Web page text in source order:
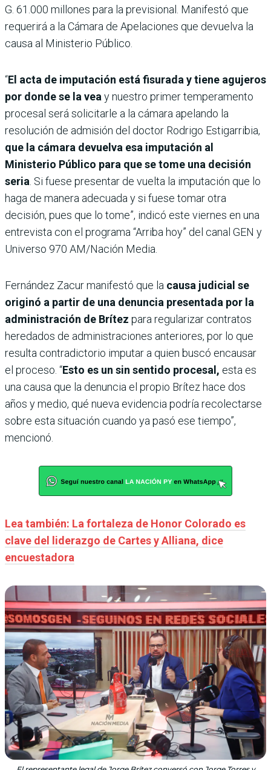
G. 61.000 millones para la previsional. Manifestó que
requerirá a la Cámara de Apelaciones que devuelva la
causa al Ministerio Público.
“El acta de imputación está fisurada y tiene agujeros
por donde se la veay nuestro primer temperamento
procesal será solicitarle a la cámara apelando la
resolución de admisión del doctor Rodrigo Estigarribia,
que la cámara devuelva esa imputación al
Ministerio Público para que se tome una decisión
seria. Si fuese presentar de vuelta la imputación que lo
haga de manera adecuada y si fuese tomar otra
decisión, pues que lo tome”, indicó este viernes en una
entrevista con el programa “Arriba hoy” del canal GEN y
Universo 970 AM/Nación Media.
Fernández Zacur manifestó que la causa judicial se
originó a partir de una denuncia presentada por la
administración de Brítez para regularizar contratos
heredados de administraciones anteriores, por lo que
resulta contradictorio imputar a quien buscó encausar
el proceso. “Esto es un sin sentido procesal, esta es
una causa que la denuncia el propio Brítez hace dos
años y medio, qué nueva evidencia podría recolectarse
sobre esta situación cuando ya pasó ese tiempo”,
mencionó.
Lea también: La fortaleza de Honor Colorado es
clave del liderazgo de Cartes y Alliana, dice
encuestadora